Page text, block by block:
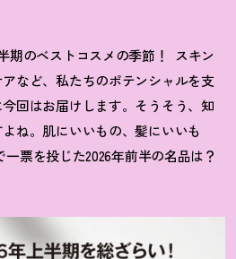
期のベストコスメの季節 ！
スキン
など、私たちのポテンシャルを支
回はお届けします。そうそう、知
ね。肌にいいもの、髪にいいも
票を投じた2026年前半の名品は？